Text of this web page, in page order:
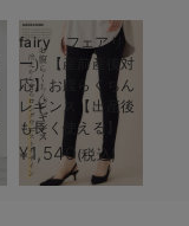
fairy（フェアリ
ー）【産前産後対
応】お腹らくちん
レギンス【出産後
も長く使える】
¥1,540(税込)